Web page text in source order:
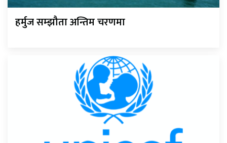
हर्मुज सम्झौता अन्तिम चरणमा